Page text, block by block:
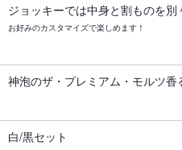
ジョッキーでは中身と割ものを別
お好みのカスタマイズで楽しめます！
神泡のザ・プレミアム・モルツ香
白/黒セット